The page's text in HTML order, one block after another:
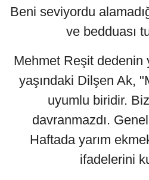
Beni seviyordu
ve bedduası
Mehmet Reşit dedenin
yaşındaki Dilşen Ak,
uyumlu biridir.
davranmazdı.
Haftada yarım
ifadelerini